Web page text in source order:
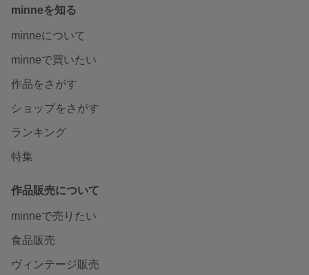
minneを知る
minneについて
minneで買いたい
作品をさがす
ショップをさがす
ランキング
特集
作品販売について
minneで売りたい
食品販売
ヴィンテージ販売